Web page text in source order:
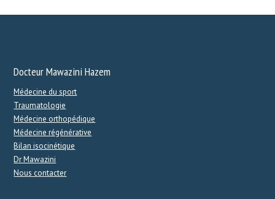
Docteur Mawazini Hazem
Médecine du sport
Traumatologie
Médecine orthopédique
Médecine régénérative
Bilan isocinétique
Dr Mawazini
Nous contacter